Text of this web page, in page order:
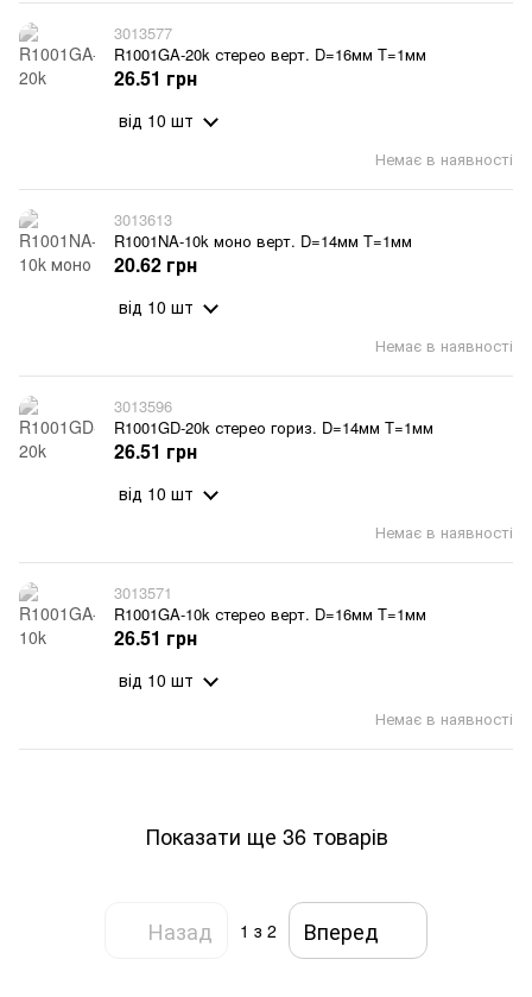
3013577
R1001GA-20k стерео верт. D=16мм T=1мм
Немає в наявності
26.51 грн
від 10 шт
3013613
R1001NA-10k моно верт. D=14мм T=1мм
Немає в наявності
20.62 грн
від 10 шт
3013596
R1001GD-20k стерео гориз. D=14мм T=1мм
Немає в наявності
26.51 грн
від 10 шт
3013571
R1001GA-10k стерео верт. D=16мм T=1мм
Немає в наявності
26.51 грн
від 10 шт
Показати ще 36 товарів
Назад 1 з 2 Вперед